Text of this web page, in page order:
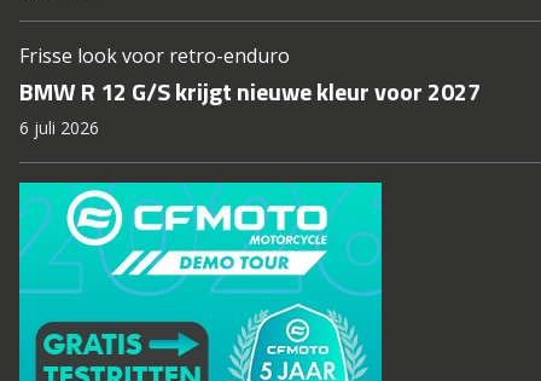
Frisse look voor retro-enduro
BMW R 12 G/S krijgt nieuwe kleur voor 2027
6 juli 2026